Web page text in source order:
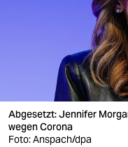
verlag
veranstaltungen
Abgesetzt: Jennifer
wegen Corona
Foto: Anspach/dpa